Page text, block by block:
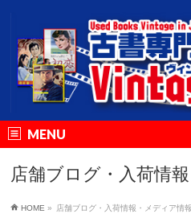
MENU
店舗ブログ・入荷情
HOME » 店舗ブログ・入荷情報・メディア情報